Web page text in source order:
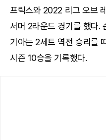
프릭스와 2022 리그 오브
서머 2라운드 경기를 했다.
기아는 2세트 역전 승리를
시즌 10승을 기록했다.